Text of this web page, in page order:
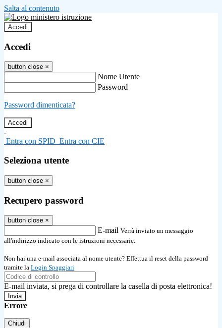
Salta al contenuto
Accedi
Accedi
button close ×
Nome Utente
Password
Password dimenticata?
-
Entra con SPID Entra con CIE
Seleziona utente
button close ×
Recupero password
button close ×
E-mail Verrà inviato un messaggio
all'indirizzo indicato con le istruzioni necessarie.
Non hai una e-mail associata al nome utente? Effettua il reset della password
tramite la Login Spaggiari
E-mail inviata, si prega di controllare la casella di posta elettronica!
Errore
Chiudi